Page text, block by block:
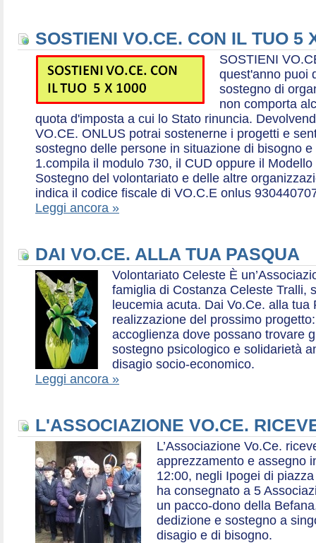
SOSTIENI VO.CE. CON IL TUO 5
SOSTIENI
quest'anno puoi
sostegno di
non comporta
quota d'imposta a cui lo Stato rinuncia.
VO.CE. ONLUS potrai sostenerne i progetti e
sostegno delle persone in situazione di bisogno
1.compila il modulo 730, il CUD oppure il
Sostegno del volontariato e delle altre
indica il codice fiscale di VO.C.E onlus
Leggi ancora »
DAI VO.CE. ALLA TUA PASQUA
Volontariato Celeste È
famiglia di Costanza Celeste Tralli,
leucemia acuta. Dai Vo.Ce. alla tua
realizzazione del prossimo
accoglienza dove possano trovare
sostegno psicologico e solidarietà
disagio socio-economico.
Leggi ancora »
L'ASSOCIAZIONE VO.CE.
L’Associazione Vo.Ce.
apprezzamento e assegno
12:00, negli Ipogei di
ha consegnato a 5
un pacco-dono della
dedizione e sostegno a
disagio e di bisogno.